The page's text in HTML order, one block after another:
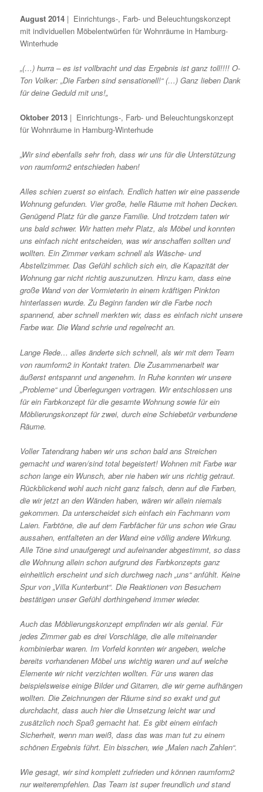
August 2014 | Einrichtungs-, Farb- und Beleuchtungskonzept
mit individuellen Möbelentwürfen für Wohnräume in Hamburg-
Winterhude
„(…)hurra – es ist vollbracht und das Ergebnis ist ganz toll!!!! O-
Ton Volker: „Die Farben sind sensationell!“(…)Ganz lieben Dank
für deine Geduld mit uns!„
Oktober 2013 | Einrichtungs-, Farb- und Beleuchtungskonzept
für Wohnräume in Hamburg-Winterhude
„Wir sind ebenfalls sehr froh, dass wir uns für die Unterstützung
von raumform2 entschieden haben!
Alles schien zuerst so einfach. Endlich hatten wir eine passende
Wohnung gefunden. Vier große, helle Räume mit hohen Decken.
Genügend Platz für die ganze Familie. Und trotzdem taten wir
uns bald schwer. Wir hatten mehr Platz, als Möbel und konnten
uns einfach nicht entscheiden, was wir anschaffen sollten und
wollten. Ein Zimmer verkam schnell als Wäsche- und
Abstellzimmer. Das Gefühl schlich sich ein, die Kapazität der
Wohnung gar nicht richtig auszunutzen. Hinzu kam, dass eine
große Wand von der Vormieterin in einem kräftigen Pinkton
hinterlassen wurde. Zu Beginn fanden wir die Farbe noch
spannend, aber schnell merkten wir, dass es einfach nicht unsere
Farbe war. Die Wand schrie und regelrecht an.
Lange Rede… alles änderte sich schnell, als wir mit dem Team
von raumform2 in Kontakt traten. Die Zusammenarbeit war
äußerst entspannt und angenehm. In Ruhe konnten wir unsere
„Probleme“ und Überlegungen vortragen. Wir entschlossen uns
für ein Farbkonzept für die gesamte Wohnung sowie für ein
Möblierungskonzept für zwei, durch eine Schiebetür verbundene
Räume.
Voller Tatendrang haben wir uns schon bald ans Streichen
gemacht und waren/sind total begeistert! Wohnen mit Farbe war
schon lange ein Wunsch, aber nie haben wir uns richtig getraut.
Rückblickend wohl auch nicht ganz falsch, denn auf die Farben,
die wir jetzt an den Wänden haben, wären wir allein niemals
gekommen. Da unterscheidet sich einfach ein Fachmann vom
Laien. Farbtöne, die auf dem Farbfächer für uns schon wie Grau
aussahen, entfalteten an der Wand eine völlig andere Wirkung.
Alle Töne sind unaufgeregt und aufeinander abgestimmt, so dass
die Wohnung allein schon aufgrund des Farbkonzepts ganz
einheitlich erscheint und sich durchweg nach „uns“ anfühlt. Keine
Spur von „Villa Kunterbunt“. Die Reaktionen von Besuchern
bestätigen unser Gefühl dorthingehend immer wieder.
Auch das Möblierungskonzept empfinden wir als genial. Für
jedes Zimmer gab es drei Vorschläge, die alle miteinander
kombinierbar waren. Im Vorfeld konnten wir angeben, welche
bereits vorhandenen Möbel uns wichtig waren und auf welche
Elemente wir nicht verzichten wollten. Für uns waren das
beispielsweise einige Bilder und Gitarren, die wir gerne aufhängen
wollten. Die Zeichnungen der Räume sind so exakt und gut
durchdacht, dass auch hier die Umsetzung leicht war und
zusätzlich noch Spaß gemacht hat. Es gibt einem einfach
Sicherheit, wenn man weiß, dass das was man tut zu einem
schönen Ergebnis führt. Ein bisschen, wie „Malen nach Zahlen“.
Wie gesagt, wir sind komplett zufrieden und können raumform2
nur weiterempfehlen. Das Team ist super freundlich und stand